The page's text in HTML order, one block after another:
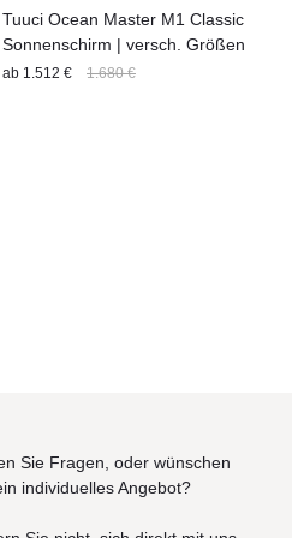
Tuuci Ocean Master M1 Classic
Sonnenschirm | versch. Größen
ab 1.512 € 1.680 €
Sie Fragen, oder wünschen
individuelles Angebot?